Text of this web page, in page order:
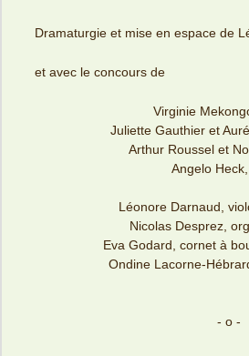
Dramaturgie et mise en espace de
et avec le concours de
Virginie
Juliette Gauthier et
Arthur Roussel et
Angelo
Léonore Darnaud,
Nicolas Desprez,
Eva Godard, cornet à
Ondine Lacorne-
- o -